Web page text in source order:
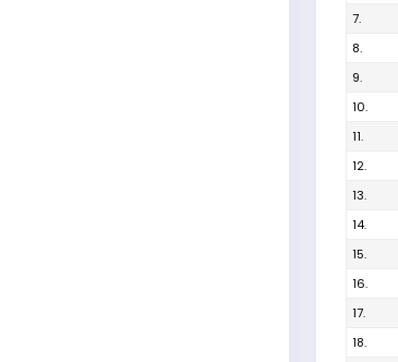
7.
8.
9.
10.
11.
12.
13.
14.
15.
16.
17.
18.